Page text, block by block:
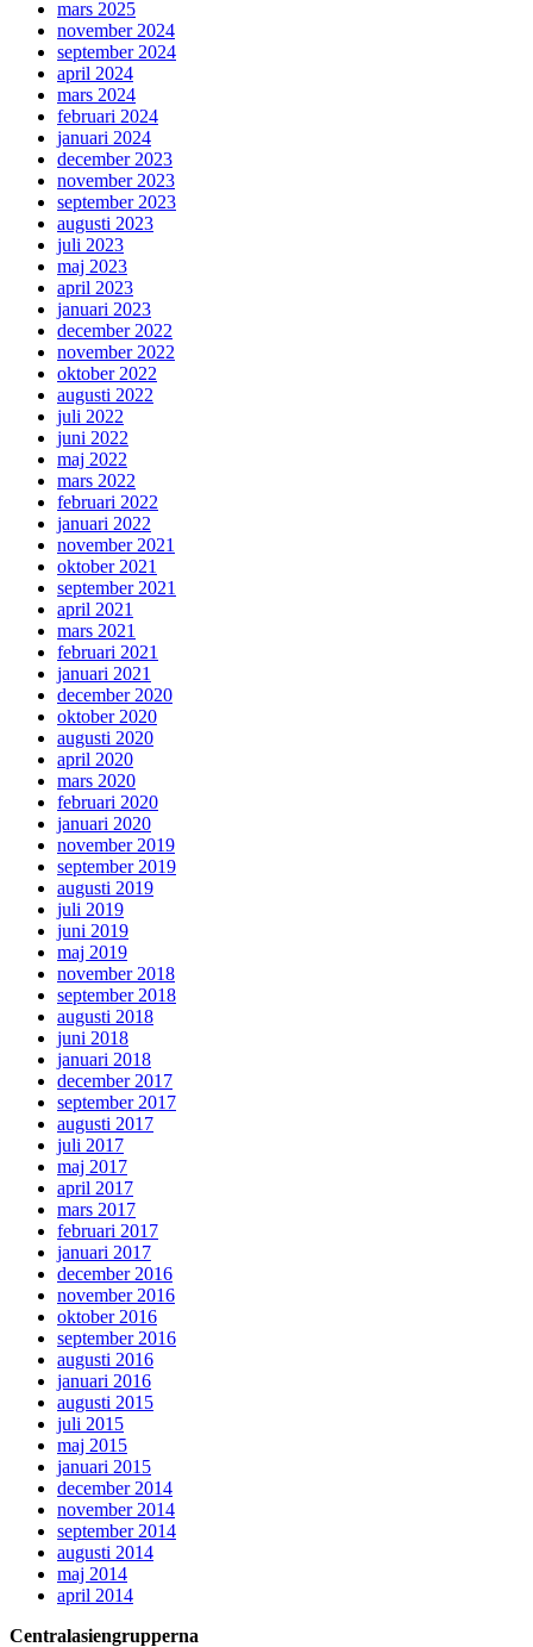
mars 2025
november 2024
september 2024
april 2024
mars 2024
februari 2024
januari 2024
december 2023
november 2023
september 2023
augusti 2023
juli 2023
maj 2023
april 2023
januari 2023
december 2022
november 2022
oktober 2022
augusti 2022
juli 2022
juni 2022
maj 2022
mars 2022
februari 2022
januari 2022
november 2021
oktober 2021
september 2021
april 2021
mars 2021
februari 2021
januari 2021
december 2020
oktober 2020
augusti 2020
april 2020
mars 2020
februari 2020
januari 2020
november 2019
september 2019
augusti 2019
juli 2019
juni 2019
maj 2019
november 2018
september 2018
augusti 2018
juni 2018
januari 2018
december 2017
september 2017
augusti 2017
juli 2017
maj 2017
april 2017
mars 2017
februari 2017
januari 2017
december 2016
november 2016
oktober 2016
september 2016
augusti 2016
januari 2016
augusti 2015
juli 2015
maj 2015
januari 2015
december 2014
november 2014
september 2014
augusti 2014
maj 2014
april 2014
Centralasiengrupperna